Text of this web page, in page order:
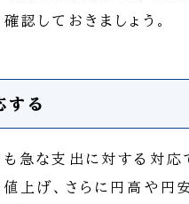
認しておきましょう。
する
急な支出に対する対応
値上げ、さらに円高や円